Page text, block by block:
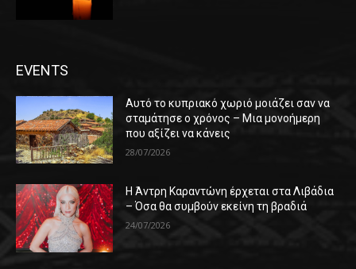
EVENTS
Αυτό το κυπριακό χωριό μοιάζει σαν να
σταμάτησε ο χρόνος – Μια μονοήμερη
που αξίζει να κάνεις
28/07/2026
Η Άντρη Καραντώνη έρχεται στα Λιβάδια
– Όσα θα συμβούν εκείνη τη βραδιά
24/07/2026